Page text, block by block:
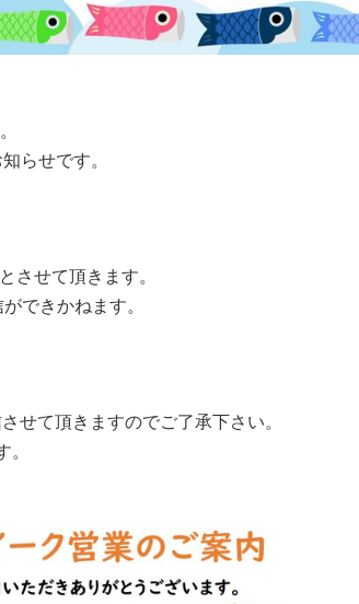
らせです。
させて頂きます。
できかねます。
せて頂きますのでご了承下さい。
。